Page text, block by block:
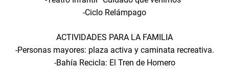
-Ciclo Relámpago
ACTIVIDADES PARA LA FAMILIA
-Personas mayores: plaza activa y caminata recreativa.
-Bahía Recicla: El Tren de Homero